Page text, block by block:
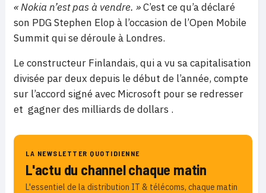
« Nokia n’est pas à vendre. »C’est ce qu’a déclaré
son PDG Stephen Elop à l’occasion de l’Open Mobile
Summit qui se déroule à Londres.
Le constructeur Finlandais, qui a vu sa capitalisation
divisée par deux depuis le début de l’année, compte
sur l’accord signé avec Microsoft pour se redresser
et gagner des milliards de dollars .
LA NEWSLETTER QUOTIDIENNE
L'actu du channel chaque matin
L'essentiel de la distribution IT & télécoms, chaque matin